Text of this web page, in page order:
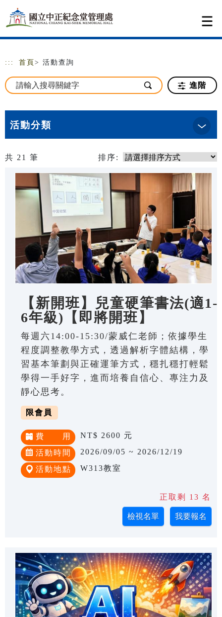
跳到主要內容
網站導覽
::: 首頁 > 活動查詢
進階
活動分類
共 21 筆 排序:
【新開班】兒童硬筆書法(適1-
6年級)【即將開班】
每週六14:00-15:30/蒙威仁老師；依據學生
程度調整教學方式，透過解析字體結構，學
習基本筆劃與正確運筆方式，穩扎穩打輕鬆
學得一手好字，進而培養自信心、專注力及
靜心思考。
限會員
費 用 NT$ 2600 元
活動時間 2026/09/05 ~ 2026/12/19
活動地點 W313教室
正取剩 13 名